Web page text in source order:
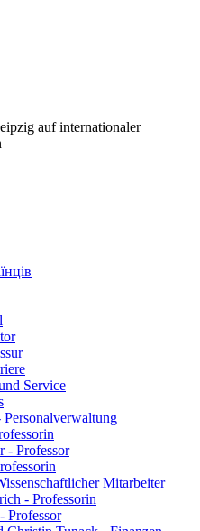
auf internationaler
Service
- Professor
Mitarbeiter
- Professorin
Professor